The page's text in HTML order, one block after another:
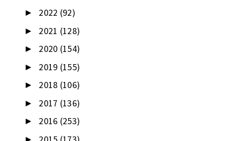
► 2022 (92)
► 2021 (128)
► 2020 (154)
► 2019 (155)
► 2018 (106)
► 2017 (136)
► 2016 (253)